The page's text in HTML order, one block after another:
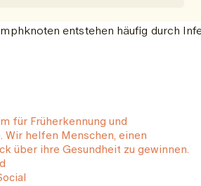
entstehen häufig durch
für Früherkennung und
Wir helfen Menschen, einen
über ihre Gesundheit zu gewinnen.